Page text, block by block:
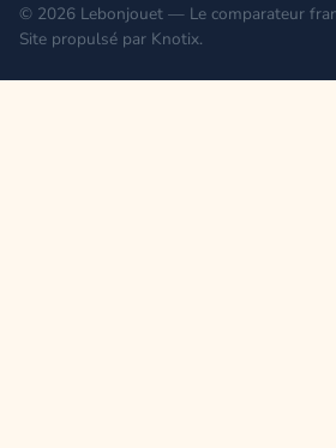
© 2026 Lebonjouet — Le comparateur
Site propulsé par Knotix.